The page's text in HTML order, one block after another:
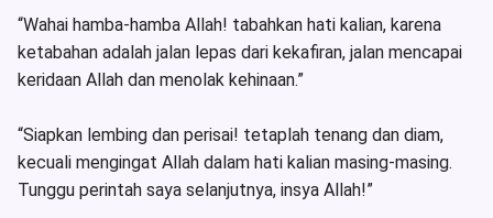
“Wahai hamba-hamba Allah! tabahkan hati kalian, karena
ketabahan adalah jalan lepas dari kekafiran, jalan mencapai
keridaan Allah dan menolak kehinaan.”
“Siapkan lembing dan perisai! tetaplah tenang dan diam,
kecuali mengingat Allah dalam hati kalian masing-masing.
Tunggu perintah saya selanjutnya, insya Allah!”